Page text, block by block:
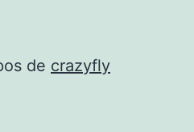
de crazyfly